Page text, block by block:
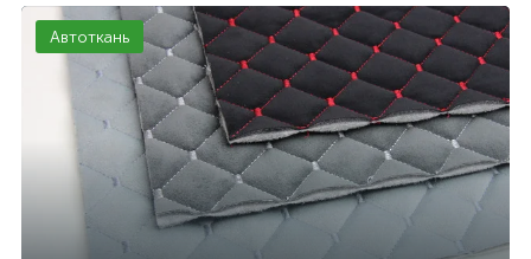
Автоткань